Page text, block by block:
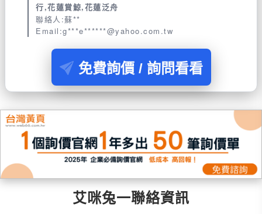
行,花蓮賞鯨,花蓮泛舟
聯絡人:蘇**
Email:g***e******@yahoo.com.tw
免費詢價 / 詢問看看
艾咪兔一聯絡資訊